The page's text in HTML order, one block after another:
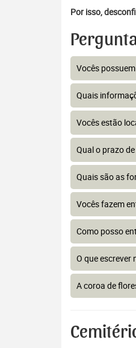
Por isso,
Vocês
Quais
Vocês estão
Qual o prazo
Quais são as
Vocês fazem
Como posso
O que escrever
A coroa de